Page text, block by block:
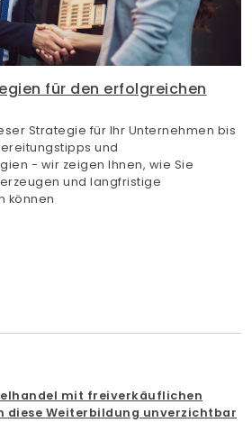
für den erfolgreichen
Strategie für Ihr Unternehmen bis
und
- wir zeigen Ihnen, wie Sie
und langfristige
können
mit freiverkäuflichen
diese Weiterbildung unverzichtbar